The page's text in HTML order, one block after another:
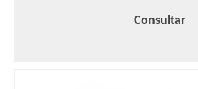
Consultar